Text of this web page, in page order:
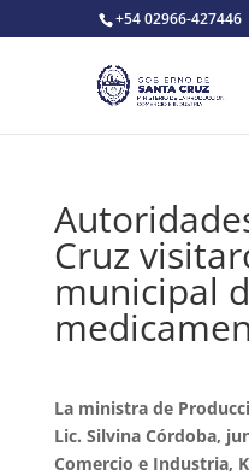
+54 02966-427446
Cruz
municipal
La ministra de
Lic. Silvina Córdoba,
Comercio e Industria,